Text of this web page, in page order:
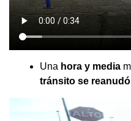
Una hora y media
tránsito se